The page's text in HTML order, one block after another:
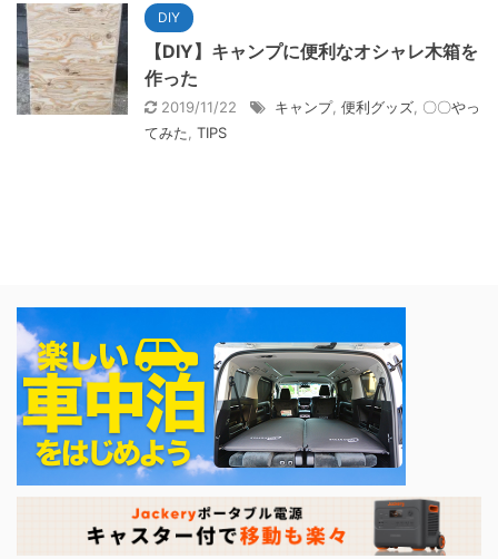
DIY
【DIY】キャンプに便利なオシャレ木箱を
作った
2019/11/22 キャンプ, 便利グッズ 〇〇やっ
てみた TIPS